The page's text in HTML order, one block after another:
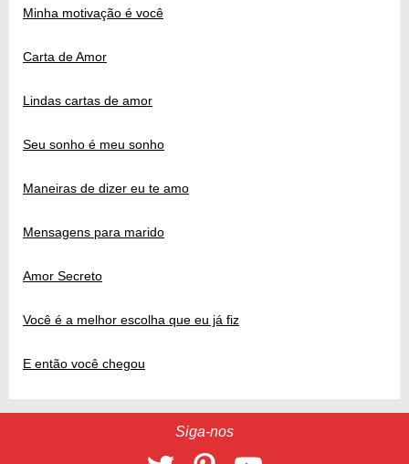
Minha motivação é você
Carta de Amor
Lindas cartas de amor
Seu sonho é meu sonho
Maneiras de dizer eu te amo
Mensagens para marido
Amor Secreto
Você é a melhor escolha que eu já fiz
E então você chegou
Siga-nos